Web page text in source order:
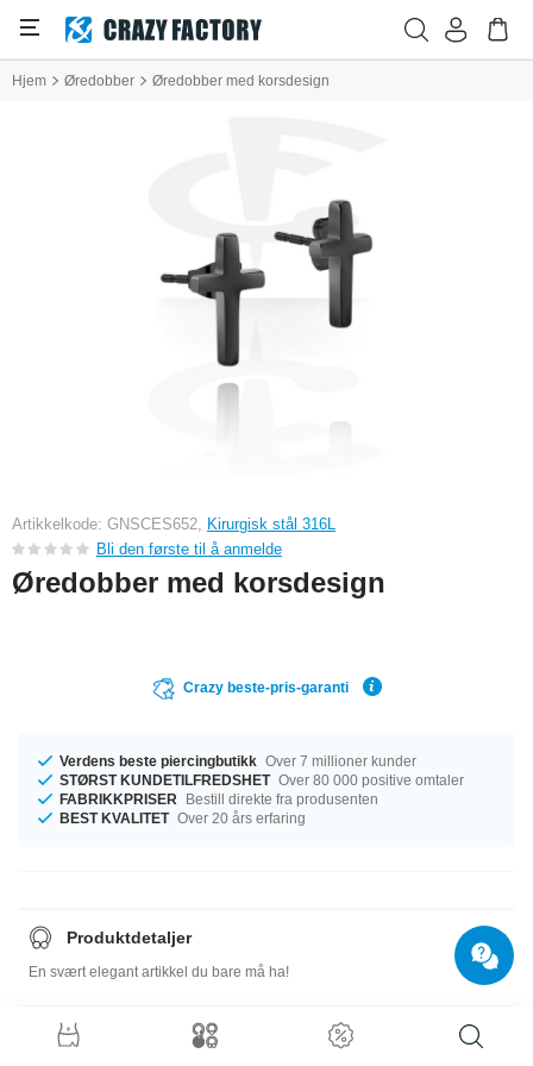
Hjem Øredobber Øredobber med korsdesign
Artikkelkode: GNSCES652, Kirurgisk stål 316L
Bli den første til å anmelde
Øredobber med korsdesign
Crazy beste-pris-garanti
Verdens beste piercingbutikk Over 7 millioner kunder
STØRST KUNDETILFREDSHET Over 80 000 positive omtaler
FABRIKKPRISER
Bestill direkte fra produsenten
BEST KVALITET Over 20 års erfaring
Produktdetaljer
En svært elegant artikkel du bare må ha!
Størrelsesguide